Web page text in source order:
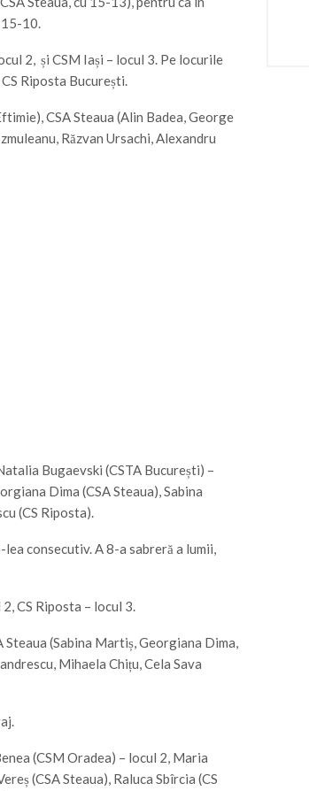
15-10.
2, și CSM Iași – locul 3. Pe locurile
Riposta București.
CSA Steaua (Alin Badea, George
Răzvan Ursachi, Alexandru
Bugaevski (CSTA București) –
Dima (CSA Steaua), Sabina
(CS Riposta).
consecutiv. A 8-a sabreră a lumii,
CS Riposta – locul 3.
Steaua (Sabina Martiș, Georgiana Dima,
Mihaela Chițu, Cela Sava
(CSM Oradea) – locul 2, Maria
(CSA Steaua), Raluca Sbîrcia (CS